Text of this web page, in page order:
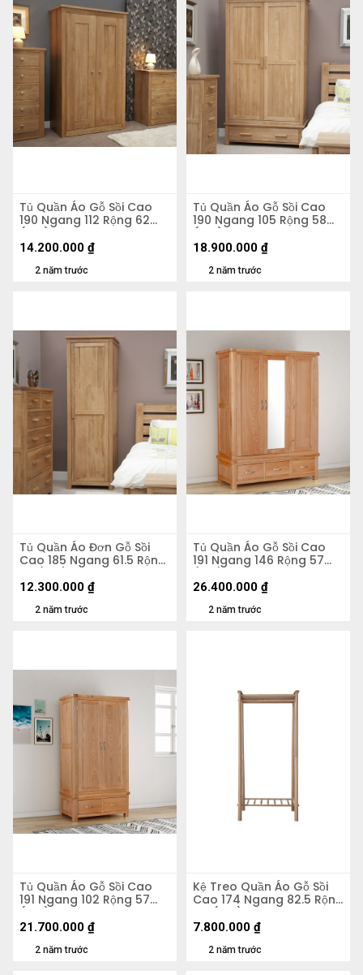
Tủ Quần Áo Gỗ Sồi Cao
190 Ngang 112 Rộng 62
(cm)
2 năm trước
14.200.000 ₫
Tủ Quần Áo Gỗ Sồi Cao
190 Ngang 105 Rộng 58
(cm)
2 năm trước
18.900.000 ₫
Tủ Quần Áo Đơn Gỗ Sồi
Cao 185 Ngang 61.5 Rộng
58 (cm)
2 năm trước
12.300.000 ₫
Tủ Quần Áo Gỗ Sồi Cao
191 Ngang 146 Rộng 57
(cm)
2 năm trước
26.400.000 ₫
Tủ Quần Áo Gỗ Sồi Cao
191 Ngang 102 Rộng 57
(cm)
2 năm trước
21.700.000 ₫
Kệ Treo Quần Áo Gỗ Sồi
Cao 174 Ngang 82.5 Rộng
44 (cm)
2 năm trước
7.800.000 ₫